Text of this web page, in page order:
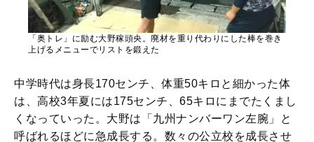
「奥トレ」に励む大野稼頭央。廃材を重り代わりにした棒を巻き
上げるメニューでリストを鍛えた
中学時代は身長170センチ、体重50キロと細かった体
は、高校3年夏には175センチ、65キロにまでたくまし
くなっていった。大野は「九州ナンバーワン左腕」と
呼ばれるほどに急成長する。数々の公立校を成長させ